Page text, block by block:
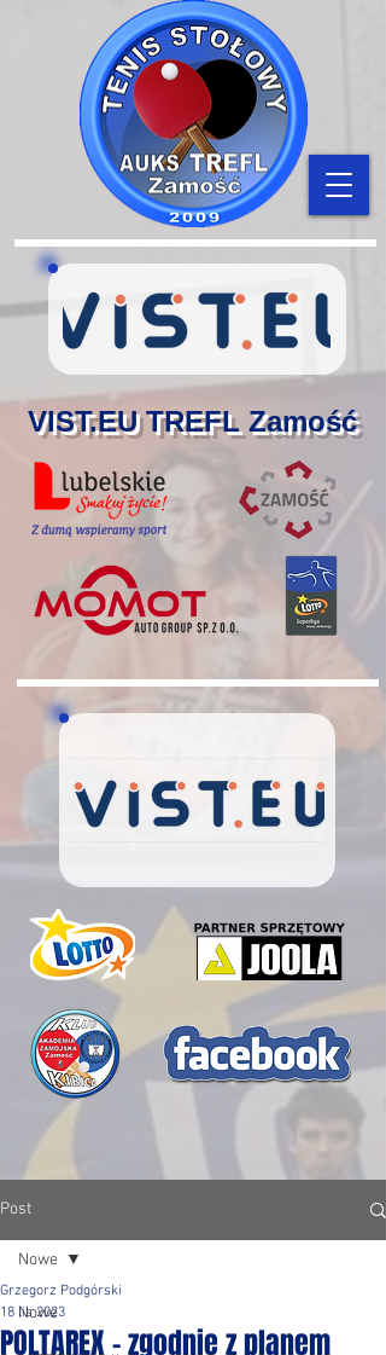
VIST.EU TREFL Zamość
Post
Nowe
Nowe
POLTAREX - zgodnie z planem
Grzegorz Podgórski
18 lis 2023